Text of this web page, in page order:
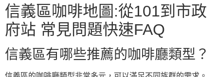
信義區咖啡地圖:從101到市政
府站 常見問題快速FAQ
信義區有哪些推薦的咖啡廳類型？